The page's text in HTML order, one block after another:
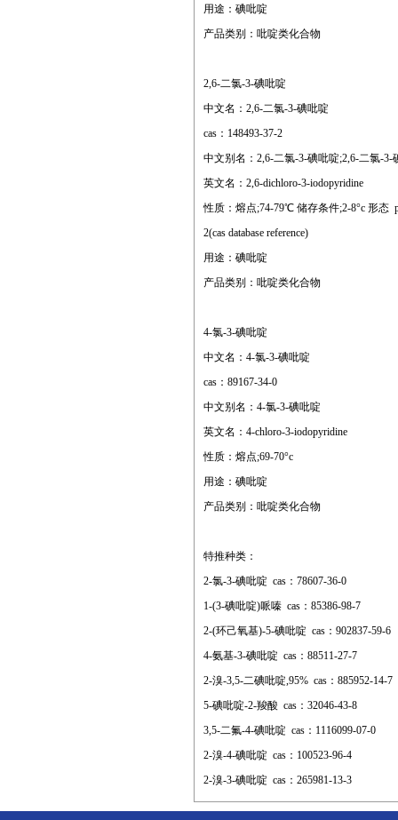
用途：碘吡啶
产品类别：吡啶类化合物
2,6-二氯-3-碘吡啶
中文名：2,6-二氯-3-碘吡啶
cas：148493-37-2
中文别名：2,6-二氯-3-碘吡啶;2,6-二氯-
英文名：2,6-dichloro-3-iodopyridine
性质：熔点;74-79℃ 储存条件;2-8°c 形态
2(cas database reference)
用途：碘吡啶
产品类别：吡啶类化合物
4-氯-3-碘吡啶
中文名：4-氯-3-碘吡啶
cas：89167-34-0
中文别名：4-氯-3-碘吡啶
英文名：4-chloro-3-iodopyridine
性质：熔点;69-70°c
用途：碘吡啶
产品类别：吡啶类化合物
特推种类：
2-氯-3-碘吡啶 cas：78607-36-0
1-(3-碘吡啶)哌嗪 cas：85386-98-7
2-(环己氧基)-5-碘吡啶 cas：902837-59-6
4-氨基-3-碘吡啶 cas：88511-27-7
2-溴-3,5-二碘吡啶,95% cas：885952-14-7
5-碘吡啶-2-羧酸 cas：32046-43-8
3,5-二氟-4-碘吡啶 cas：1116099-07-0
2-溴-4-碘吡啶 cas：100523-96-4
2-溴-3-碘吡啶 cas：265981-13-3